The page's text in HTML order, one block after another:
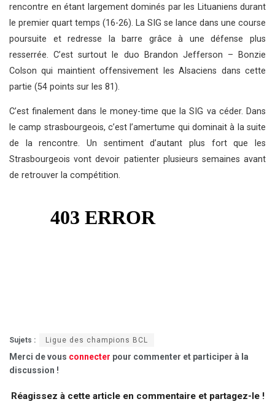
rencontre en étant largement dominés par les Lituaniens durant
le premier quart temps (16-26). La SIG se lance dans une course
poursuite et redresse la barre grâce à une défense plus
resserrée. C’est surtout le duo Brandon Jefferson – Bonzie
Colson qui maintient offensivement les Alsaciens dans cette
partie (54 points sur les 81).
C’est finalement dans le money-time que la SIG va céder. Dans
le camp strasbourgeois, c’est l’amertume qui dominait à la suite
de la rencontre. Un sentiment d’autant plus fort que les
Strasbourgeois vont devoir patienter plusieurs semaines avant
de retrouver la compétition.
Sujets : Ligue des champions BCL
Merci de vous connecter pour commenter et participer à la
discussion !
Réagissez à cette article en commentaire et partagez-le !